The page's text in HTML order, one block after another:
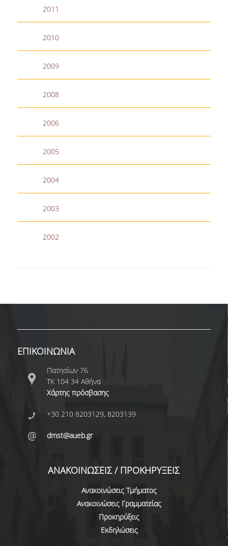
ΕΠΙΣΚΕΠΤΕΣ ΚΑΘΗΓΗΤΕΣ
ΜΕΛΗ Ε.Τ.Ε.Π.
ΜΕΤΑΔΙΔΑΚΤΟΡΙΚΟΙ ΕΡΕΥΝΗΤΕΣ
ΠΡΟΠΤΥΧΙΑΚΕΣ ΣΠΟΥΔΕΣ
ΟΔΗΓΟΣ ΚΑΙ ΚΑΤΕΥΘΥΝΣΕΙΣ ΣΠΟΥΔΩΝ
ΠΡΑΚΤΙΚΗ ΑΣΚΗΣΗ ΚΑΙ ΠΤΥΧΙΑΚΗ ΕΡΓΑΣΙΑ
ΔΙΔΑΣΚΑΛΙΑ ΚΑΙ ΕΞΕΤΑΣΕΙΣ
ΔΙΑΧΕΙΡΙΣΗ ΠΑΡΑΠΟΝΩΝ ΦΟΙΤΗΤΩΝ
ΔΙΔΑΚΤΟΡΙΚΟ ΠΡΟΓΡΑΜΜΑ
ΔΙΔΑΚΤΟΡΕΣ ΤΟΥ ΤΜΗΜΑΤΟΣ
ΥΠΟΨΗΦΙΟΙ ΔΙΔΑΚΤΟΡΕΣ
ΕΡΕΥΝΗΤΙΚΑ ΣΕΜΙΝΑΡΙΑ
2011
2010
2009
2008
2006
2005
2004
2003
2002
ΕΠΙΚΟΙΝΩΝΙΑ
Πατησίων 76
ΤΚ 104 34 Αθήνα
Χάρτης πρόσβασης
+30 210 8203129, 8203139
dmst@aueb.gr
ΑΝΑΚΟΙΝΩΣΕΙΣ / ΠΡΟΚΗΡΥΞΕΙΣ
Ανακοινώσεις Τμήματος
Ανακοινώσεις Γραμματείας
Προκηρύξεις
Εκδηλώσεις